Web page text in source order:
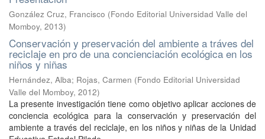
González Cruz, Francisco (Fondo Editorial Universidad Valle del
Momboy, 2013)
Conservación y preservación del ambiente a tráves del
reciclaje en pro de una concienciación ecológica en los
niños y niñas
Hernández, Alba; Rojas, Carmen (Fondo Editorial Universidad
Valle del Momboy, 2012)
La presente investigación tiene como objetivo aplicar acciones de
conciencia ecológica para la conservación y preservación del
ambiente a través del reciclaje, en los niños y niñas de la Unidad